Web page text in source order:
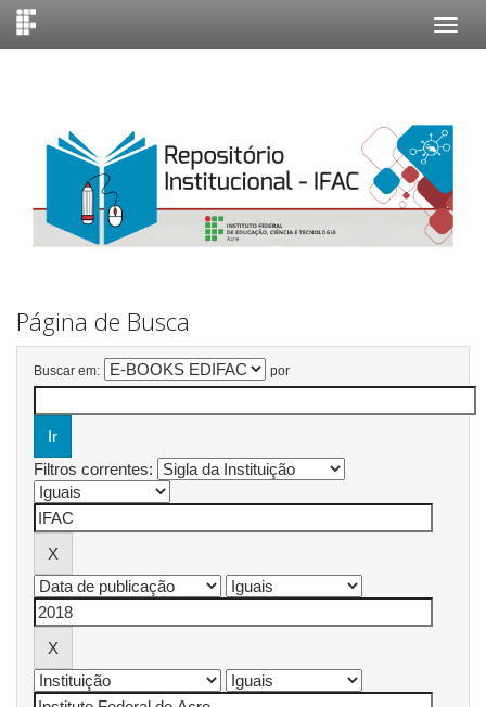
Página de Busca
Buscar em: por
Filtros correntes: